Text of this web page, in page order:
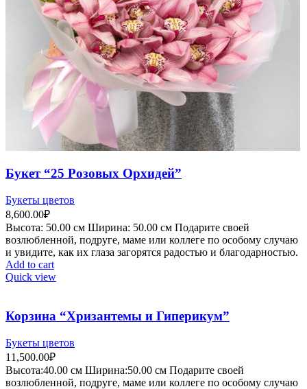
Букет “25 Розовых Орхидей”
Букеты цветов
8,600.00₽
Высота: 50.00 см Ширина: 50.00 см Подарите своей
возлюбленной, подруге, маме или коллеге по особому случаю
и увидите, как их глаза загорятся радостью и благодарностью.
Add to cart
Quick view
Корзина “Хризантемы и Гиперикум”
Букеты цветов
11,500.00₽
Высота:40.00 см Ширина:50.00 см Подарите своей
возлюбленной, подруге, маме или коллеге по особому случаю